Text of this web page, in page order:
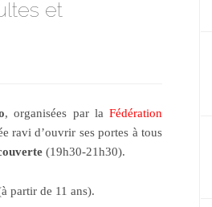
et
, organisées par laFédération
ravi d’ouvrir ses portes à tous
(19h30-21h30).
partir de 11 ans).